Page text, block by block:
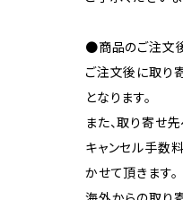
●商品のご注文
ご注文後に取り
となります。
また、取り寄せ
キャンセル手数
かせて頂きます。